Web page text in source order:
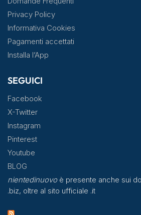
Privacy Policy
Informativa Cookies
Pagamenti accettati
Installa l’App
SEGUICI
Facebook
X-Twitter
Instagram
Pinterest
Youtube
BLOG
nientedinuovoè presente anche sui
.biz, oltre al sito ufficiale .it